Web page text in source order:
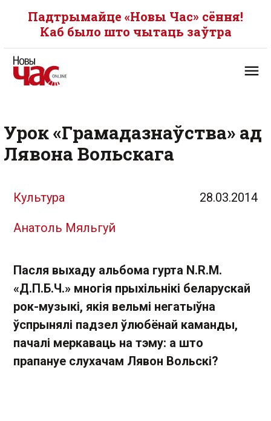
Падтрымайце «Новы Час» сёння!
Каб было што чытаць заўтра
Урок «Грамадазнаўства» ад
Лявона Вольскага
Культура 28.03.2014
Анатоль Мяльгуй
Пасля выхаду альбома гурта N.R.M.
«Д.П.Б.Ч.» многія прыхільнікі беларускай
рок-музыкі, якія вельмі негатыўна
ўспрынялі падзел ўлюбёнай каманды,
пачалі меркаваць на тэму: а што
прапануе слухачам Лявон Вольскі?